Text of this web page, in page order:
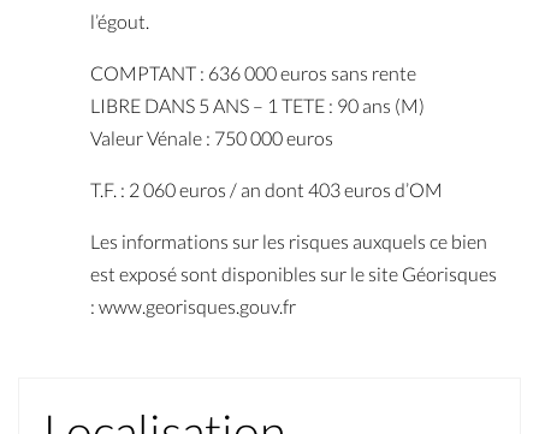
l’égout.
COMPTANT : 636 000 euros sans rente
LIBRE DANS 5 ANS – 1 TETE : 90 ans (M)
Valeur Vénale : 750 000 euros
T.F. : 2 060 euros / an dont 403 euros d’OM
Les informations sur les risques auxquels ce bien
est exposé sont disponibles sur le site Géorisques
: www.georisques.gouv.fr